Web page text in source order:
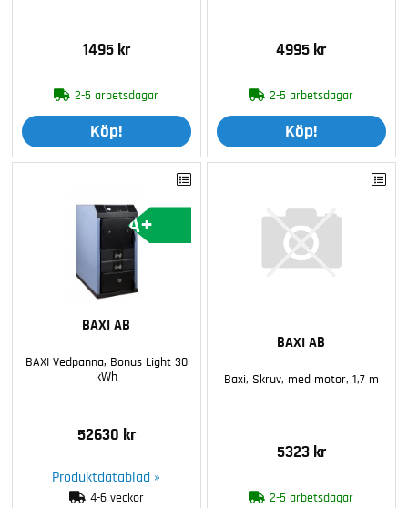
1495 kr
2-5 arbetsdagar
Köp!
4995 kr
2-5 arbetsdagar
Köp!
A+
BAXI AB
BAXI Vedpanna, Bonus Light 30
kWh
52630 kr
Produktdatablad »
4-6 veckor
BAXI AB
Baxi, Skruv, med motor, 1,7 m
5323 kr
2-5 arbetsdagar